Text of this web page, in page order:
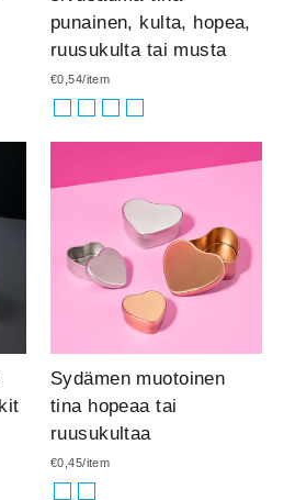
punainen, kulta, hopea,
ruusukulta tai musta
€0,54/item
Sydämen muotoinen
tina hopeaa tai
ruusukultaa
€0,45/item